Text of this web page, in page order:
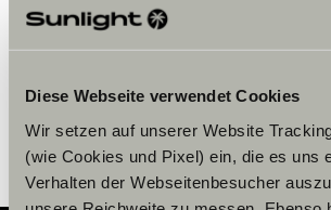
Diese Webseite verwendet Cookies
Wir setzen auf unserer Website
(wie Cookies und Pixel) ein, die es uns
Verhalten der Webseitenbesucher
UK (+44)